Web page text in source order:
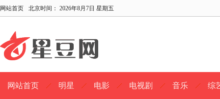
网站首页 北京时间： 2026年8月7日 星期五
网站首页 明星 电影 电视剧 音乐 综